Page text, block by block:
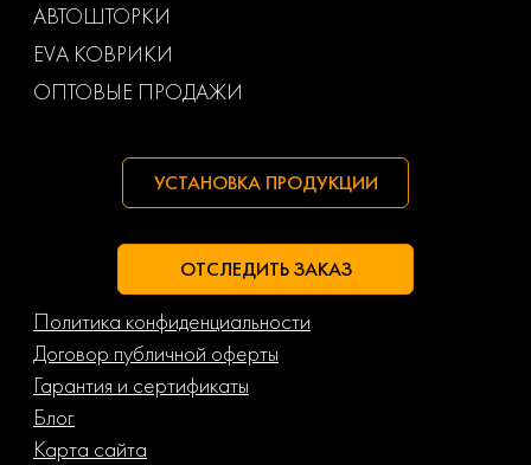
Маз
АВТОШТОРКИ
EVA КОВРИКИ
ОПТОВЫЕ ПРОДАЖИ
УСТАНОВКА ПРОДУКЦИИ
ОТСЛЕДИТЬ ЗАКАЗ
Политика конфиденциальности
Договор публичной оферты
Гарантия и сертификаты
Блог
Карта сайта